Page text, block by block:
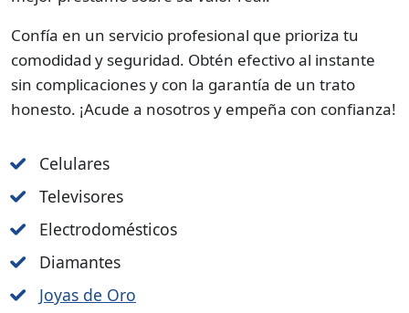
Confía en un servicio profesional que prioriza tu
comodidad y seguridad. Obtén efectivo al instante
sin complicaciones y con la garantía de un trato
honesto. ¡Acude a nosotros y empeña con confianza!
Celulares
Televisores
Electrodomésticos
Diamantes
Joyas de Oro